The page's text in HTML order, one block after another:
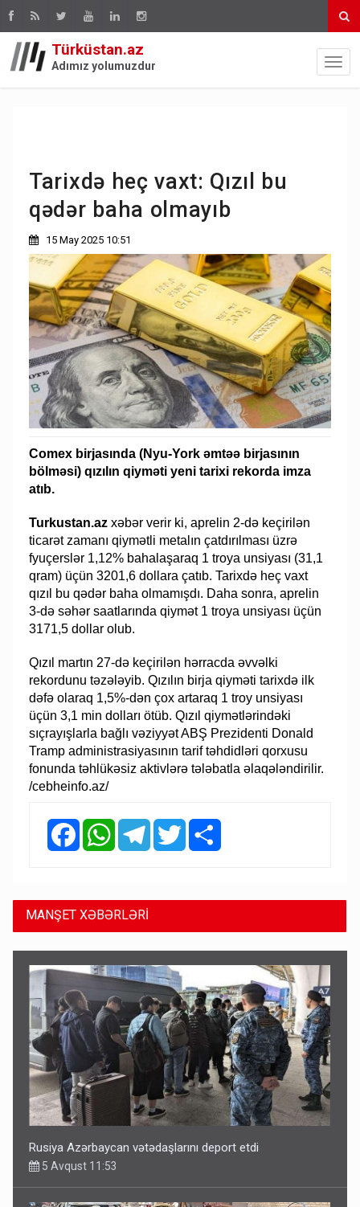
Türküstan.az
Adımız yolumuzdur
Tarixdə heç vaxt: Qızıl bu
qədər baha olmayıb
15 May 2025 10:51
Comex birjasında (Nyu-York əmtəə birjasının
bölməsi) qızılın qiyməti yeni tarixi rekorda imza
atıb.
Turkustan.az xəbər verir ki, aprelin 2-də keçirilən
ticarət zamanı qiymətli metalın çatdırılması üzrə
fyuçerslər 1,12% bahalaşaraq 1 troya unsiyası (31,1
qram) üçün 3201,6 dollara çatıb. Tarixdə heç vaxt
qızıl bu qədər baha olmamışdı. Daha sonra, aprelin
3-də səhər saatlarında qiymət 1 troya unsiyası üçün
3171,5 dollar olub.
Qızıl martın 27-də keçirilən hərracda əvvəlki
rekordunu təzələyib. Qızılın birja qiyməti tarixdə ilk
dəfə olaraq 1,5%-dən çox artaraq 1 troy unsiyası
üçün 3,1 min dolları ötüb. Qızıl qiymətlərindəki
sıçrayışlarla bağlı vəziyyət ABŞ Prezidenti Donald
Tramp administrasiyasının tarif təhdidləri qorxusu
fonunda təhlükəsiz aktivlərə tələbatla əlaqələndirilir.
/cebheinfo.az/
FacebookWhatsAppTelegramTwitter
MANŞET XƏBƏRLƏRİ
Rusiya Azərbaycan vətədaşlarını deport etdi
5 Avqust 11:53